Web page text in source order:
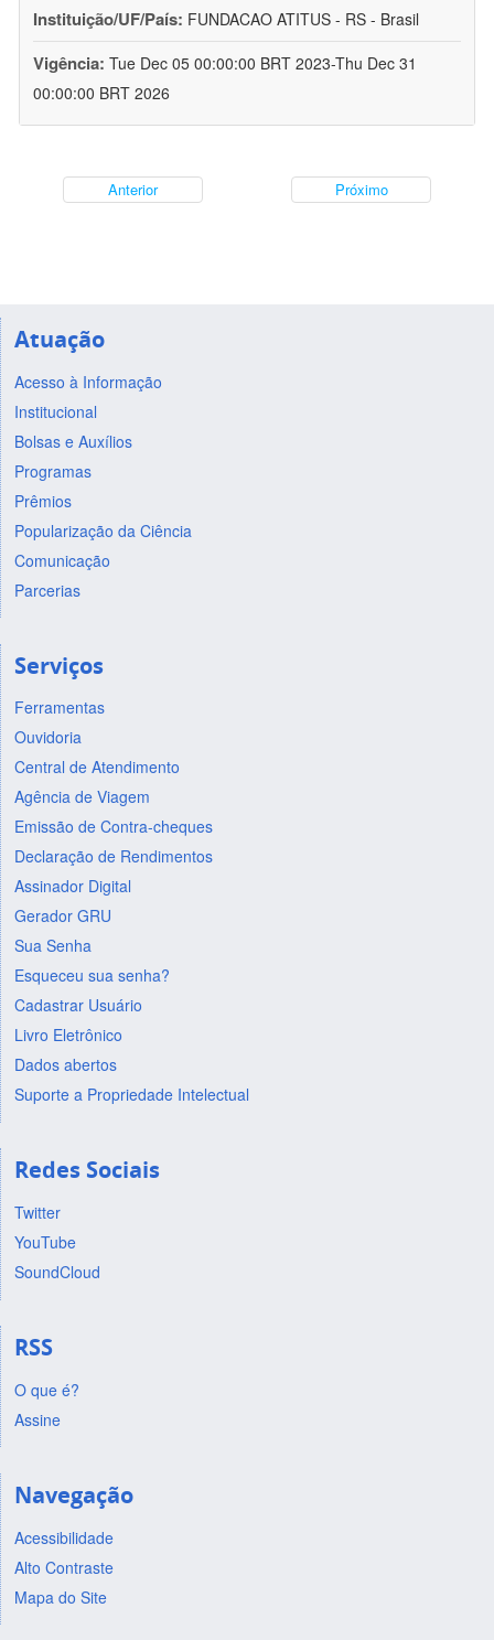
Instituição/UF/País: FUNDACAO ATITUS - RS - Brasil
Vigência: Tue Dec 05 00:00:00 BRT 2023-Thu Dec 31
00:00:00 BRT 2026
Anterior Próximo
Atuação
Acesso à Informação
Institucional
Bolsas e Auxílios
Programas
Prêmios
Popularização da Ciência
Comunicação
Parcerias
Serviços
Ferramentas
Ouvidoria
Central de Atendimento
Agência de Viagem
Emissão de Contra-cheques
Declaração de Rendimentos
Assinador Digital
Gerador GRU
Sua Senha
Esqueceu sua senha?
Cadastrar Usuário
Livro Eletrônico
Dados abertos
Suporte a Propriedade Intelectual
Redes Sociais
Twitter
YouTube
SoundCloud
RSS
O que é?
Assine
Navegação
Acessibilidade
Alto Contraste
Mapa do Site